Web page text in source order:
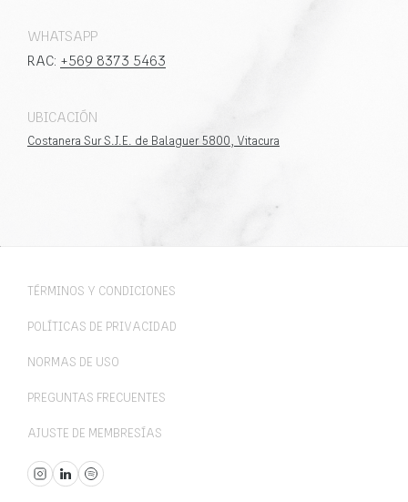
WHATSAPP
RAC: +569 8373 5463
UBICACIÓN
Costanera Sur S.J.E. de Balaguer 5800, Vitacura
TÉRMINOS Y CONDICIONES
POLÍTICAS DE PRIVACIDAD
NORMAS DE USO
PREGUNTAS FRECUENTES
AJUSTE DE MEMBRESÍAS